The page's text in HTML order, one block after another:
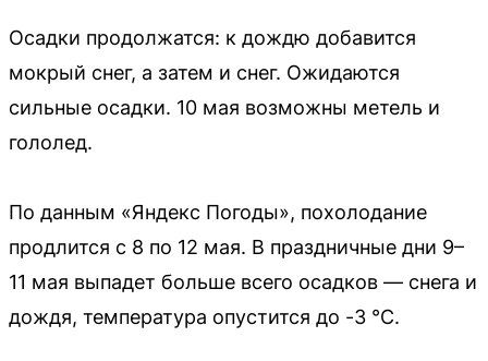
Осадки продолжатся: к дождю добавится
мокрый снег, а затем и снег. Ожидаются
сильные осадки. 10 мая возможны метель и
гололед.
По данным «Яндекс Погоды», похолодание
продлится с 8 по 12 мая. В праздничные дни 9–
11 мая выпадет больше всего осадков — снега и
дождя, температура опустится до -3 °C.